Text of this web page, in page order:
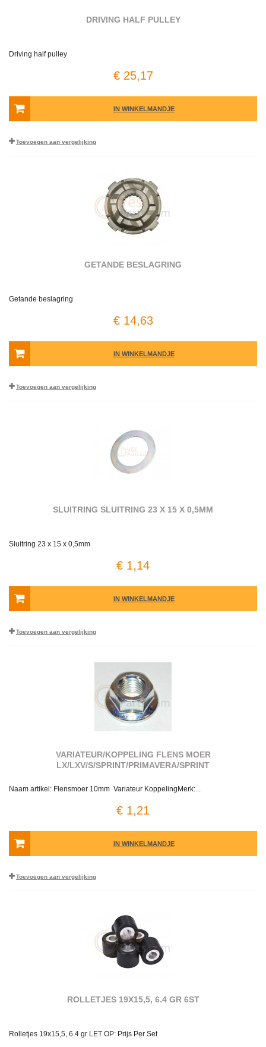
DRIVING HALF PULLEY
Driving half pulley
€ 25,17
IN WINKELMANDJE
Toevoegen aan vergelijking
GETANDE BESLAGRING
Getande beslagring
€ 14,63
IN WINKELMANDJE
Toevoegen aan vergelijking
SLUITRING SLUITRING 23 X 15 X 0,5MM
Sluitring 23 x 15 x 0,5mm
€ 1,14
IN WINKELMANDJE
Toevoegen aan vergelijking
VARIATEUR/KOPPELING FLENS MOER
LX/LXV/S/SPRINT/PRIMAVERA/SPRINT
Naam artikel: Flensmoer 10mm Variateur KoppelingMerk:...
€ 1,21
IN WINKELMANDJE
Toevoegen aan vergelijking
ROLLETJES 19X15,5, 6.4 GR 6ST
Rolletjes 19x15,5, 6.4 gr LET OP: Prijs Per Set